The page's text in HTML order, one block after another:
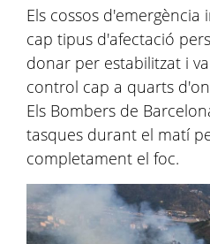
Els cossos
cap tipus d'afectació
donar per estabilitzat i
control cap a quarts
Els Bombers de
tasques durant el matí
completament el foc.